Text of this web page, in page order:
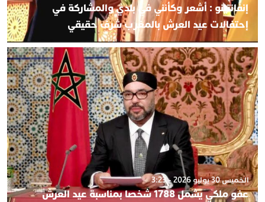
إنفانتينو : أشعر وكأنني في بلدي والمشاركة في
إحتفالات عيد العرش بالمغرب شرف حقيقي
الخميس 30 يوليو 2026 - 3:23
عفو ملكي يشمل 1788 شخصا بمناسبة عيد العرش